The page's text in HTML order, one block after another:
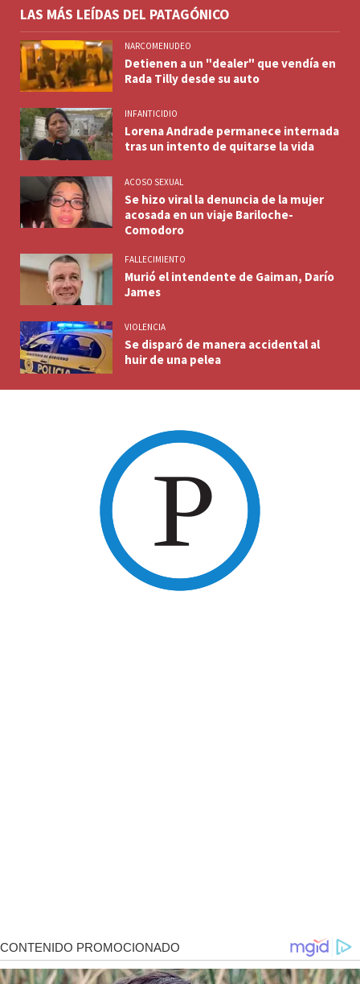
LAS MÁS LEÍDAS DEL PATAGÓNICO
NARCOMENUDEO
Detienen a un "dealer" que vendía en
Rada Tilly desde su auto
INFANTICIDIO
Lorena Andrade permanece internada
tras un intento de quitarse la vida
ACOSO SEXUAL
Se hizo viral la denuncia de la mujer
acosada en un viaje Bariloche-
Comodoro
FALLECIMIENTO
Murió el intendente de Gaiman, Darío
James
VIOLENCIA
Se disparó de manera accidental al
huir de una pelea